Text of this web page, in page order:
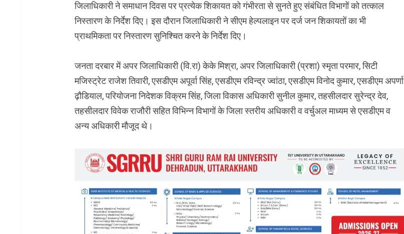
जिलाधिकारी ने समाधान दिवस पर प्रत्येक शिकायत को गंभीरता से सुनते हुए संबंधित विभागों को तत्काल
निस्तारण के निर्देश दिए। इस दौरान जिलाधिकारी ने सीएम हेल्पलाइन पर दर्ज जन शिकायतों का भी
प्राथमिकता पर निस्तारण सुनिश्चित करने के निर्देश दिए।
जनता दरबार में अपर जिलाधिकारी (वि.रा) केके मिश्रा, अपर जिलाधिकारी (प्रशा) स्मृता परमार, सिटी
मजिस्ट्रेट राजेश तिवारी, एसडीएम अपूर्वा सिंह, एसडीएम रविन्द्र ज्वांठा, एसडीएम विनोद कुमार, एसडीएम अपर्णा
ढ़ौडियाल, परियोजना निदेशक विक्रम सिंह, जिला विकास अधिकारी सुनील कुमार, तहसीलदार सुरेन्द्र देव,
तहसीलदार विवेक राजौरी सहित विभिन्न विभागों के जिला स्तरीय अधिकारी व वर्चुअल माध्यम से एसडीएम व
अन्य अधिकारी मौजूद थे।